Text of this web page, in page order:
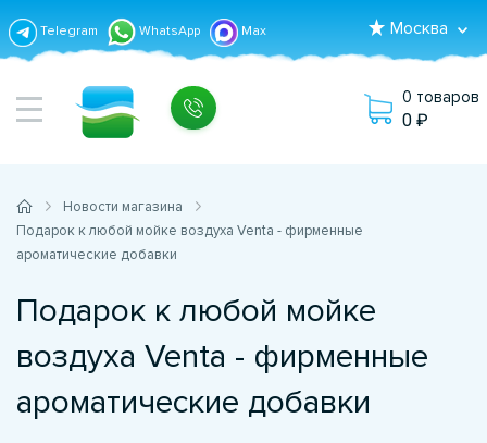
Telegram WhatsApp Max Москва
0 товаров
0
Новости магазина
Подарок к любой мойке воздуха Venta - фирменные
ароматические добавки
Подарок к любой мойке
воздуха Venta - фирменные
ароматические добавки